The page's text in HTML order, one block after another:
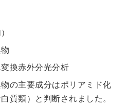
換赤外分光分析
の主要成分はポリアミド化
質類）と判断されました。